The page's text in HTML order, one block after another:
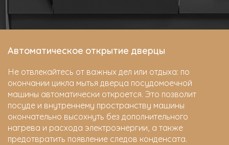
Автоматическое открытие дверцы
Не отвлекайтесь от важных дел или отдыха: по
окончании цикла мытья дверца посудомоечной
машины автоматически откроется. Это позволит
посуде и внутреннему пространству машины
окончательно высохнуть без дополнительного
нагрева и расхода электроэнергии, а также
предотвратить появление следов конденсата.